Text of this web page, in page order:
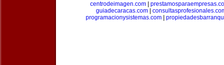
centrodeimagen.com
guiadecaracas.com
programacionysistemas.com|